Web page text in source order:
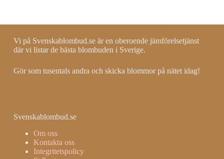
Vi på Svenskablombud.se är en oberoende jämförelsetjänst
där vi listar de bästa blombuden i Sverige.
Gör som tusentals andra och skicka blommor på nätet idag!
Svenskablombud.se
Om oss
Kontakta oss
Integritetspolicy